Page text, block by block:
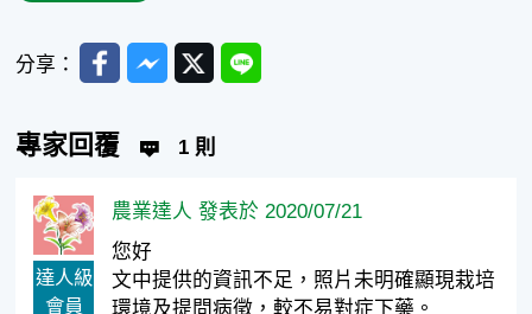
分享： FacebookMessenger
TwitterLine
專家回覆 1 則
達人級
會員
農業達人 發表於 2020/07/21
您好
文中提供的資訊不足，照片未明確顯現栽培
環境及提問病徵，較不易對症下藥。